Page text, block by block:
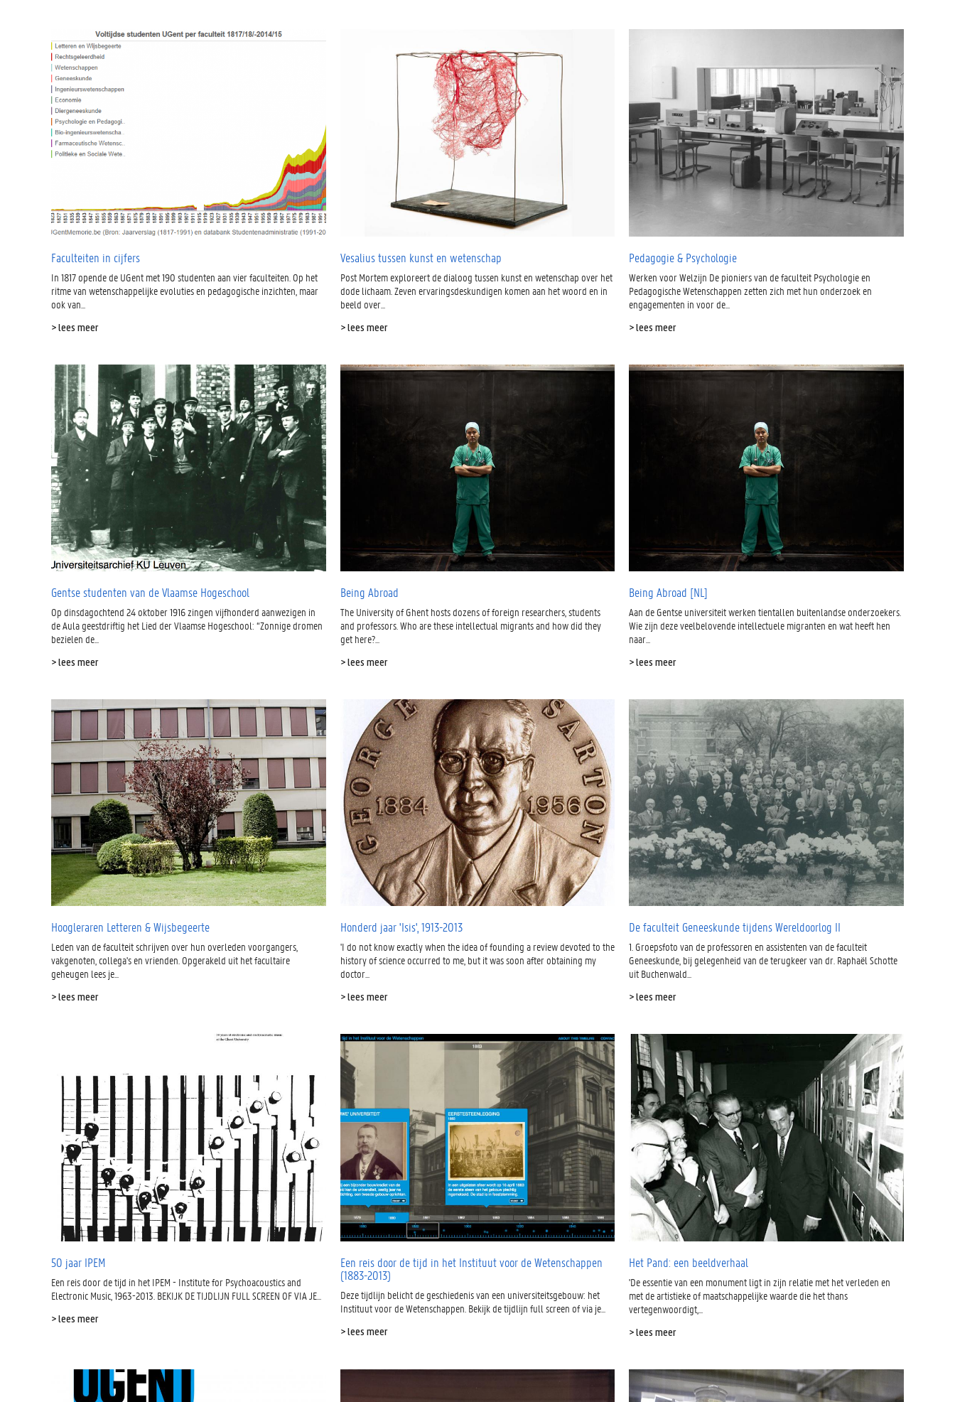
Faculteiten in cijfers
In 1817 opende de UGent met 190 studenten aan vier faculteiten. Op het
ritme van wetenschappelijke evoluties en pedagogische inzichten, maar
ook van...
> lees meer
Vesalius tussen kunst en wetenschap
Post Mortem exploreert de dialoog tussen kunst en wetenschap over het
dode lichaam. Zeven ervaringsdeskundigen komen aan het woord en in
beeld over...
> lees meer
Pedagogie & Psychologie
Werken voor Welzijn De pioniers van de faculteit Psychologie en
Pedagogische Wetenschappen zetten zich met hun onderzoek en
engagementen in voor de...
> lees meer
Gentse studenten van de Vlaamse Hogeschool
Op dinsdagochtend 24 oktober 1916 zingen vijfhonderd aanwezigen in
de Aula geestdriftig het Lied der Vlaamse Hogeschool: “Zonnige dromen
bezielen de...
> lees meer
Being Abroad
The University of Ghent hosts dozens of foreign researchers, students
and professors. Who are these intellectual migrants and how did they
get here?...
> lees meer
Being Abroad [NL]
Aan de Gentse universiteit werken tientallen buitenlandse onderzoekers.
Wie zijn deze veelbelovende intellectuele migranten en wat heeft hen
naar...
> lees meer
Hoogleraren Letteren & Wijsbegeerte
Leden van de faculteit schrijven over hun overleden voorgangers,
vakgenoten, collega's en vrienden. Opgerakeld uit het facultaire
geheugen lees je...
> lees meer
Honderd jaar 'Isis', 1913-2013
'I do not know exactly when the idea of founding a review devoted to the
history of science occurred to me, but it was soon after obtaining my
doctor...
> lees meer
De faculteit Geneeskunde tijdens Wereldoorlog II
1. Groepsfoto van de professoren en assistenten van de faculteit
Geneeskunde, bij gelegenheid van de terugkeer van dr. Raphaël Schotte
uit Buchenwald...
> lees meer
50 jaar IPEM
Een reis door de tijd in het IPEM - Institute for Psychoacoustics and
Electronic Music, 1963-2013. BEKIJK DE TIJDLIJN FULL SCREEN OF VIA JE...
> lees meer
Een reis door de tijd in het Instituut voor de Wetenschappen
(1883-2013)
Deze tijdlijn belicht de geschiedenis van een universiteitsgebouw: het
Instituut voor de Wetenschappen. Bekijk de tijdlijn full screen of via je...
> lees meer
Het Pand: een beeldverhaal
'De essentie van een monument ligt in zijn relatie met het verleden en
met de artistieke of maatschappelijke waarde die het thans
vertegenwoordigt,...
> lees meer